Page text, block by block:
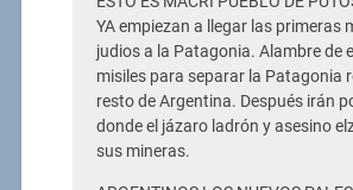
YA empiezan a llegar las primeras
judios a la Patagonia. Alambre de
misiles para separar la Patagonia
resto de Argentina. Después irán
donde el jázaro ladrón y asesino
sus mineras.